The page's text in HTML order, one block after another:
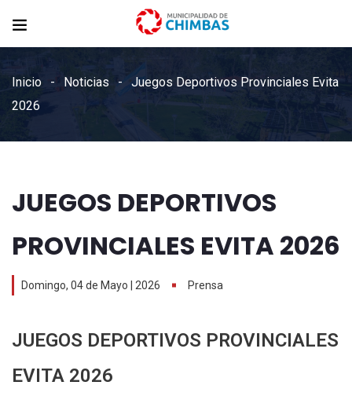
Inicio Noticias
Juegos Deportivos Provinciales Evita
2026
JUEGOS DEPORTIVOS
PROVINCIALES EVITA 2026
Domingo, 04 de Mayo | 2026 Prensa
JUEGOS DEPORTIVOS PROVINCIALES
EVITA 2026